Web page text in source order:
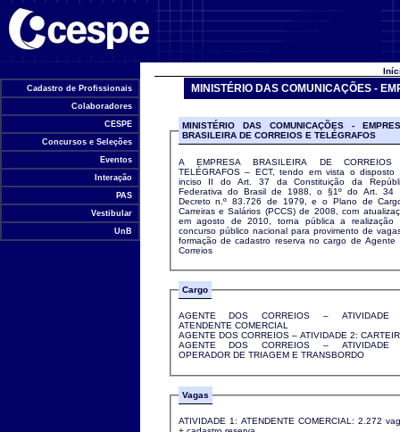
Cadastro de Profissionais
Colaboradores
CESPE
Concursos e Seleções
Eventos
Interação
PAS
Vestibular
UnB
MINISTÉRIO DAS COMUNICAÇÕES -
MINISTÉRIO DAS COMUNICAÇÕES -
BRASILEIRA DE CORREIOS E TELÉGRAFOS
A EMPRESA BRASILEIRA DE
TELÉGRAFOS – ECT, tendo em vista o disposto
inciso II do Art. 37 da Constituição da
Federativa do Brasil de 1988, o §1º do Art. 34
Decreto n.º 83.726 de 1979, e o Plano de
Carreiras e Salários (PCCS) de 2008, com
em agosto de 2010, torna pública a realização
concurso público nacional para provimento de
formação de cadastro reserva no cargo de Agente
Correios
Cargo
AGENTE DOS CORREIOS – ATIVIDADE
ATENDENTE COMERCIAL
AGENTE DOS CORREIOS – ATIVIDADE 2:
AGENTE DOS CORREIOS – ATIVIDADE
OPERADOR DE TRIAGEM E TRANSBORDO
Vagas
ATIVIDADE 1: ATENDENTE COMERCIAL: 2.272